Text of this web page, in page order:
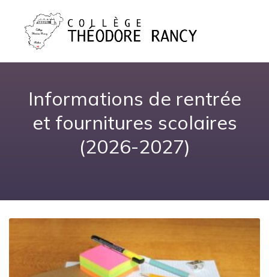
Informations de rentrée
et fournitures scolaires
(2026-2027)